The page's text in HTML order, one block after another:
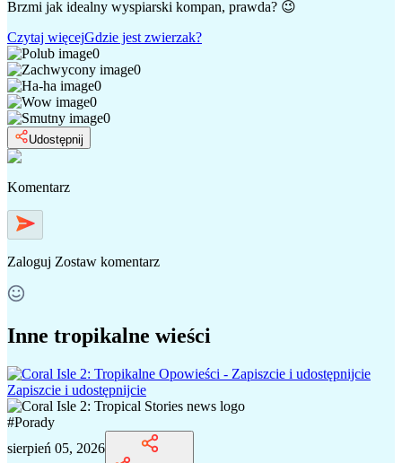
Brzmi jak idealny wyspiarski kompan, prawda? 😉
Czytaj więcejGdzie jest zwierzak?
0
0
0
0
0
Udostępnij
Komentarz
Zaloguj Zostaw komentarz
Inne tropikalne wieści
Zapiszcie i udostępnijcie
#Porady
sierpień 05, 2026